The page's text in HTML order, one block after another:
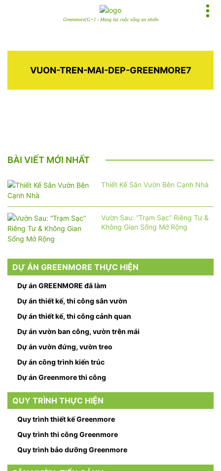
Greenmore[G+] - Mang lại cuộc sống an nhiên
VUON-TREN-MAI-DEP-GREENMORE7
BÀI VIẾT MỚI NHẤT
Thiết Kế Sân Vườn Bên Cạnh Nhà
Vườn Sau: “Trạm Sạc” Riêng Tư &
Không Gian Sống Mở Rộng
DỰ ÁN GREENMORE THỰC HIỆN
Dự án GREENMORE đã làm
Dự án thiết kế, thi công sân vườn
Dự án thiết kế, thi công cảnh quan
Dự án vườn ban công, vườn trên mái
Dự án vườn đứng, vườn treo
Dự án công trình kiến trúc
Dự án Greenmore thi công
QUY TRÌNH THỰC HIỆN
Quy trình thiết kế Greenmore
Quy trình thi công Greenmore
Quy trình bảo dưỡng Greenmore